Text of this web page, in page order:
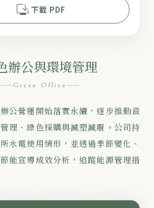
browser_updated 下載 PDF
辦公與環境管理
Green Office
公營運開始落實永續，逐步推動資
理、綠色採購與減塑減廢。公司持
水電使用情形，並透過季節變化、
能宣導成效分析，追蹤能源管理措